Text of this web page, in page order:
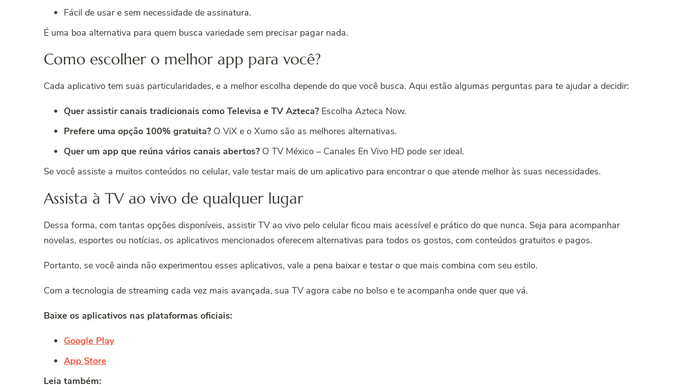
Fácil de usar e sem necessidade de assinatura.
É uma boa alternativa para quem busca variedade sem precisar pagar nada.
Como escolher o melhor app para você?
Cada aplicativo tem suas particularidades, e a melhor escolha depende do que você busca. Aqui estão algumas perguntas para te ajudar a decidir:
Quer assistir canais tradicionais como Televisa e TV Azteca? Escolha Azteca Now.
Prefere uma opção 100% gratuita? O ViX e o Xumo são as melhores alternativas.
Quer um app que reúna vários canais abertos? O TV México – Canales En Vivo HD pode ser ideal.
Se você assiste a muitos conteúdos no celular, vale testar mais de um aplicativo para encontrar o que atende melhor às suas necessidades.
Assista à TV ao vivo de qualquer lugar
Dessa forma, com tantas opções disponíveis, assistir TV ao vivo pelo celular ficou mais acessível e prático do que nunca. Seja para acompanhar
novelas, esportes ou notícias, os aplicativos mencionados oferecem alternativas para todos os gostos, com conteúdos gratuitos e pagos.
Portanto, se você ainda não experimentou esses aplicativos, vale a pena baixar e testar o que mais combina com seu estilo.
Com a tecnologia de streaming cada vez mais avançada, sua TV agora cabe no bolso e te acompanha onde quer que vá.
Baixe os aplicativos nas plataformas oficiais:
Google Play
App Store
Leia também: